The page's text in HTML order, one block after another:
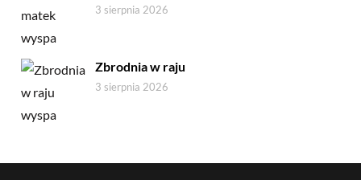
3 sierpnia 2026
Zbrodnia w raju
3 sierpnia 2026